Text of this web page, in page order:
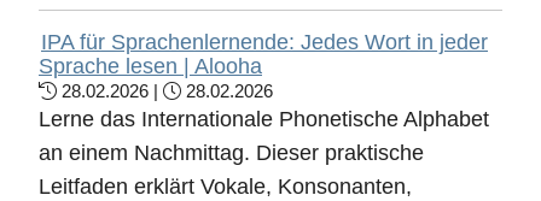
IPA für Sprachenlernende: Jedes Wort in jeder
Sprache lesen | Alooha
28.02.2026 | 28.02.2026
Lerne das Internationale Phonetische Alphabet
an einem Nachmittag. Dieser praktische
Leitfaden erklärt Vokale, Konsonanten,